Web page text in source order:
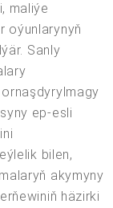
maliýe
oýunlarynyň
Sanly
ep-esli
bilen,
akymyny
häzirki